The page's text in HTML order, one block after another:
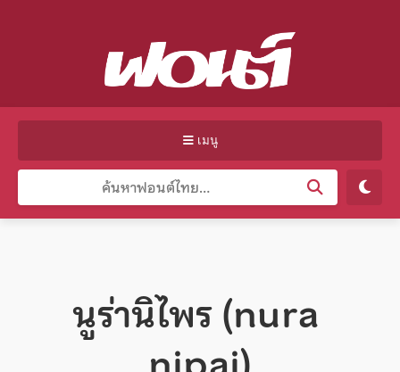
เมนู
นูร่านิไพร (nura